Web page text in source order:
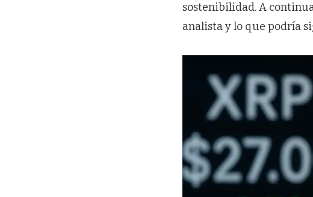
sostenibilidad. A
analista y lo que podría